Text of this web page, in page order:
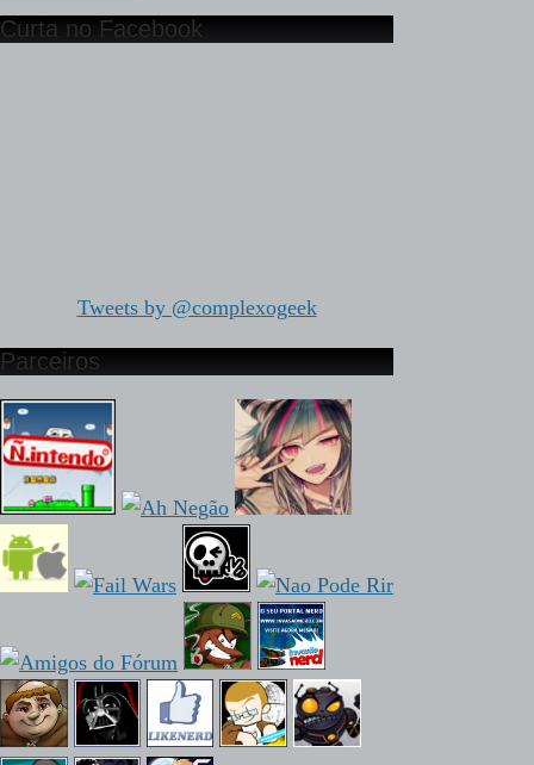
Curta no Facebook
Tweets by @complexogeek
Parceiros